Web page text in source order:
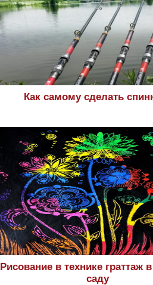
Как самому сделать
Рисование в технике граттаж
саду